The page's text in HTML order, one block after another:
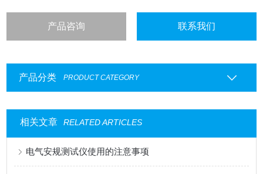
产品咨询 联系我们
产品分类 PRODUCT CATEGORY
相关文章 RELATED ARTICLES
电气安规测试仪使用的注意事项